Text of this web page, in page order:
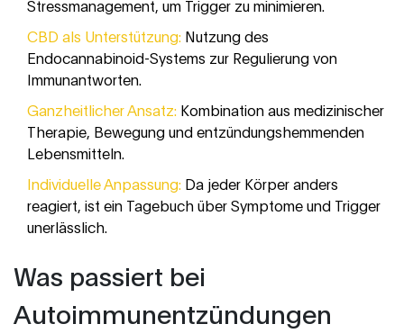
Stressmanagement, um Trigger zu minimieren.
CBD als Unterstützung: Nutzung des
Endocannabinoid-Systems zur Regulierung von
Immunantworten.
Ganzheitlicher Ansatz: Kombination aus medizinischer
Therapie, Bewegung und entzündungshemmenden
Lebensmitteln.
Individuelle Anpassung: Da jeder Körper anders
reagiert, ist ein Tagebuch über Symptome und Trigger
unerlässlich.
Was passiert bei
Autoimmunentzündungen